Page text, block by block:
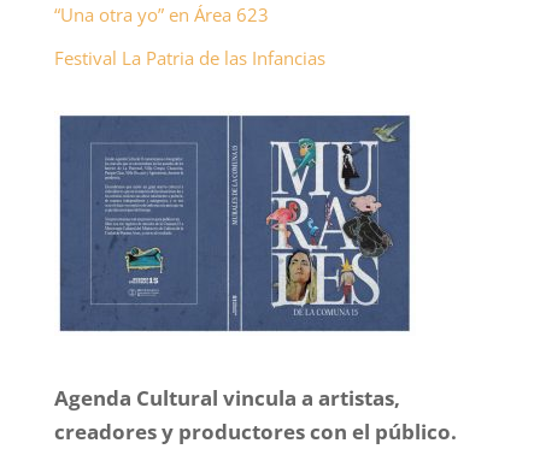
“Una otra yo” en Área 623
Festival La Patria de las Infancias
Agenda Cultural vincula a artistas,
creadores y productores con el público.